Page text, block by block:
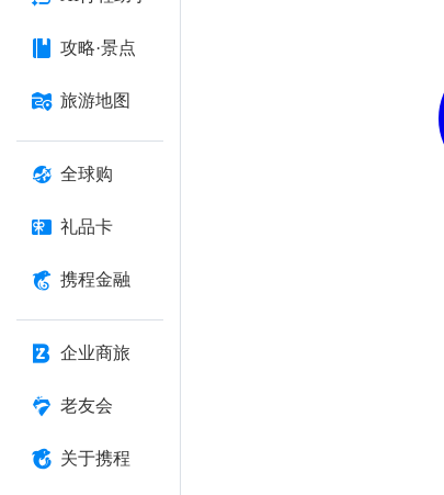
攻略·景点
旅游地图
全球购
礼品卡
携程金融
企业商旅
老友会
关于携程